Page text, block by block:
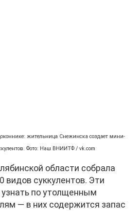
жительница Снежинска создает мини-
Фото: Наш ВНИИТФ / vk.com
области собрала
видов суккулентов. Эти
узнать по утолщенным
— в них содержится запас